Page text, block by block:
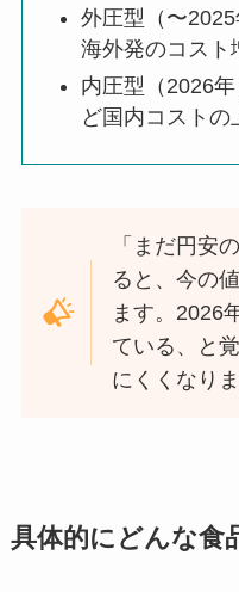
外圧型（〜
海外発のコスト
内圧型（2026
ど国内コストの
「まだ円安
ると、今の
ます。2026
ている、と
にくくなりま
具体的にどんな食